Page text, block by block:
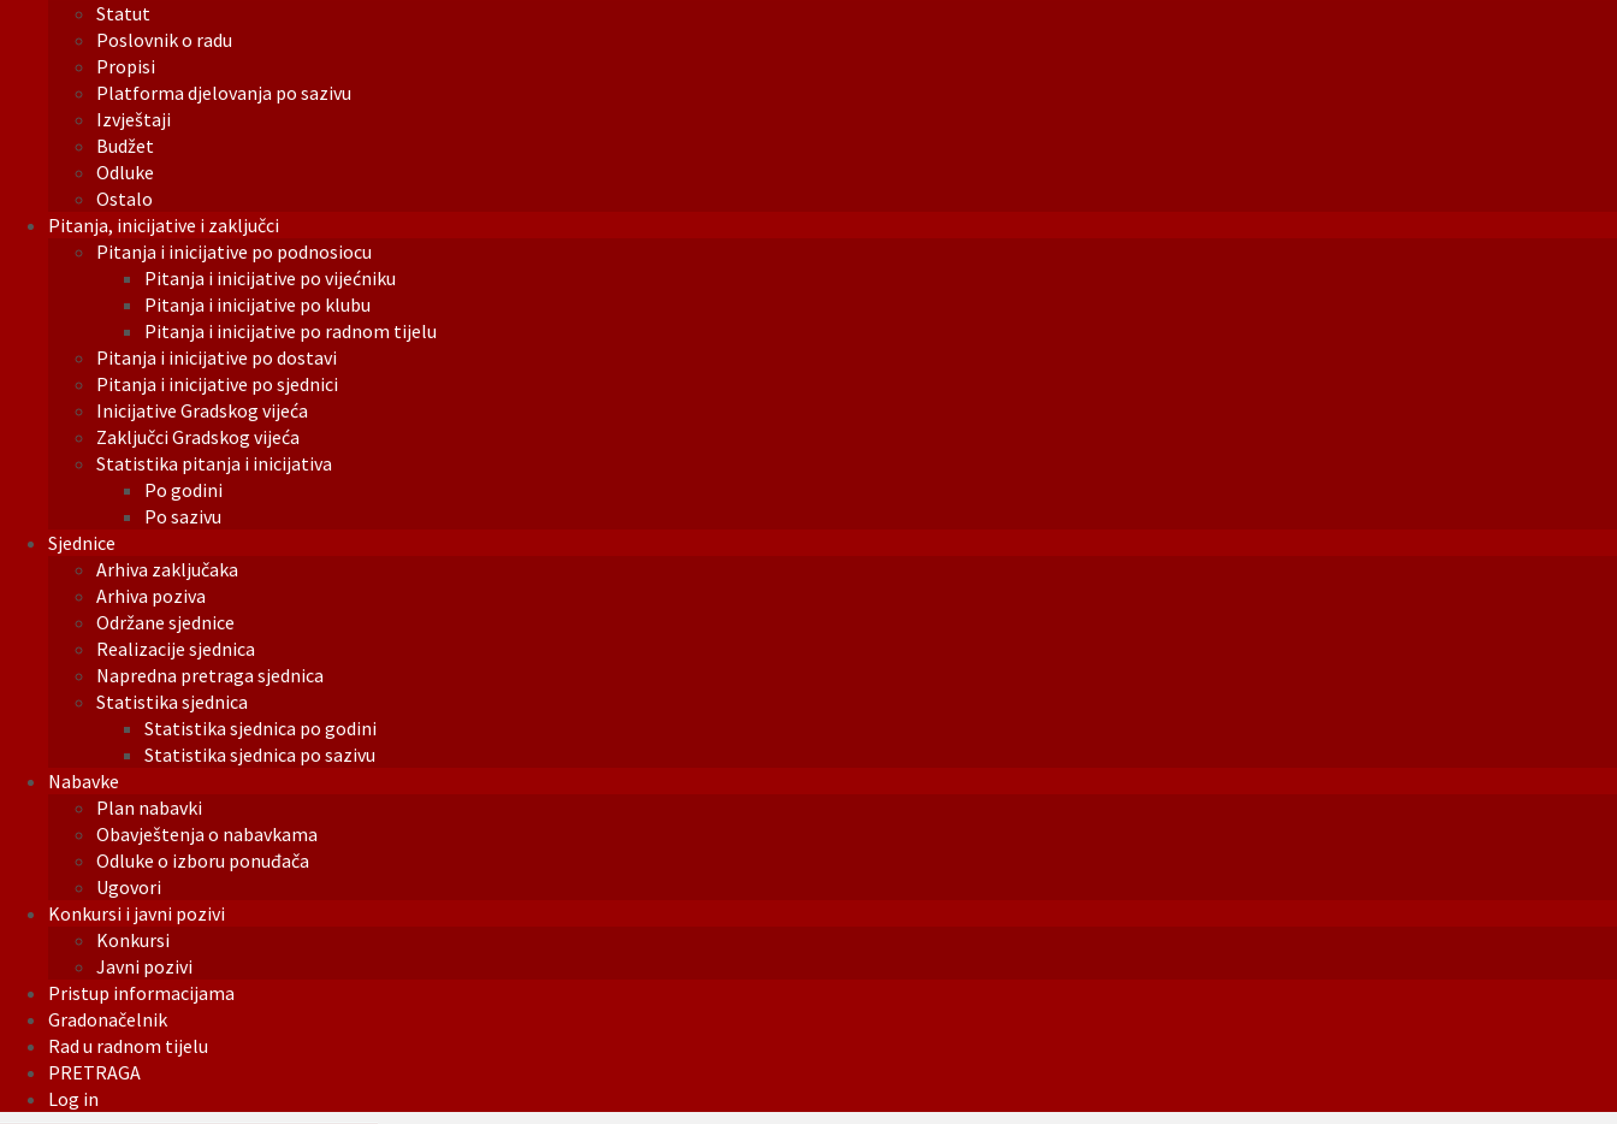
Statut
Poslovnik o radu
Propisi
Platforma djelovanja po sazivu
Izvještaji
Budžet
Odluke
Ostalo
Pitanja, inicijative i zaključci
Pitanja i inicijative po podnosiocu
Pitanja i inicijative po vijećniku
Pitanja i inicijative po klubu
Pitanja i inicijative po radnom tijelu
Pitanja i inicijative po dostavi
Pitanja i inicijative po sjednici
Inicijative Gradskog vijeća
Zaključci Gradskog vijeća
Statistika pitanja i inicijativa
Po godini
Po sazivu
Sjednice
Arhiva zaključaka
Arhiva poziva
Održane sjednice
Realizacije sjednica
Napredna pretraga sjednica
Statistika sjednica
Statistika sjednica po godini
Statistika sjednica po sazivu
Nabavke
Plan nabavki
Obavještenja o nabavkama
Odluke o izboru ponuđača
Ugovori
Konkursi i javni pozivi
Konkursi
Javni pozivi
Pristup informacijama
Gradonačelnik
Rad u radnom tijelu
PRETRAGA
Log in